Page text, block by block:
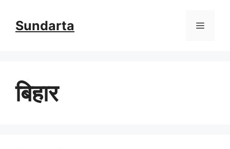
Sundarta Menu
बिहार